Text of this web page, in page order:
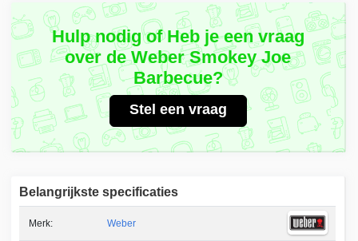
Hulp nodig of Heb je een vraag
over de Weber Smokey Joe
Barbecue?
Stel een vraag
Belangrijkste specificaties
Merk: Weber